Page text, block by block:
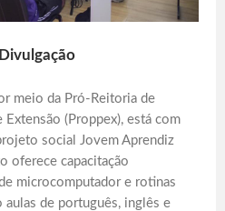
meio da Pró-Reitoria de
Extensão (Proppex), está com
social Jovem Aprendiz
oferece capacitação
microcomputador e rotinas
de português, inglês e